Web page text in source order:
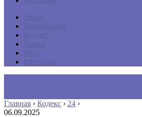
Главная › Кодекс › 24 ›
06.09.2025